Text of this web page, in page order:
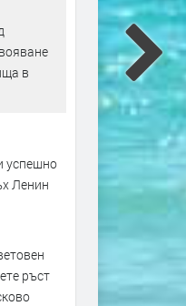
в
успешно
Ленин
ръст